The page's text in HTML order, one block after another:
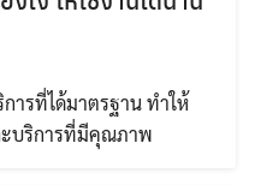
ารที่ได้มาตรฐาน ทำให้
ะบริการที่มีคุณภาพ